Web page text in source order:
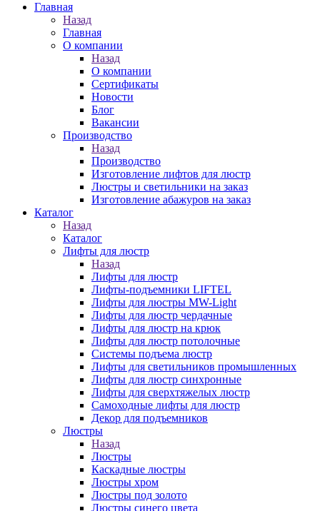
Главная
Назад
Главная
О компании
Назад
О компании
Сертификаты
Новости
Блог
Вакансии
Производство
Назад
Производство
Изготовление лифтов для люстр
Люстры и светильники на заказ
Изготовление абажуров на заказ
Каталог
Назад
Каталог
Лифты для люстр
Назад
Лифты для люстр
Лифты-подъемники LIFTEL
Лифты для люстры MW-Light
Лифты для люстр чердачные
Лифты для люстр на крюк
Лифты для люстр потолочные
Системы подъема люстр
Лифты для светильников промышленных
Лифты для люстр синхронные
Лифты для сверхтяжелых люстр
Самоходные лифты для люстр
Декор для подъемников
Люстры
Назад
Люстры
Каскадные люстры
Люстры хром
Люстры под золото
Люстры синего цвета